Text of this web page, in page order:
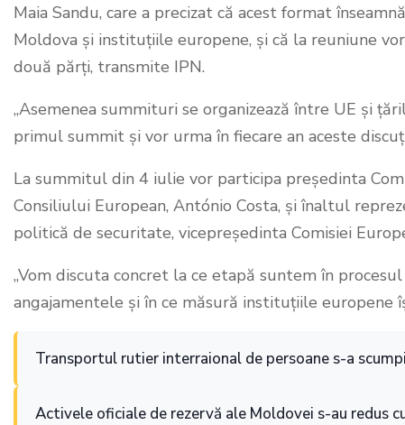
Maia Sandu, care a precizat că acest format
Moldova și instituțiile europene, și că la reuniune
două părți, transmite IPN.
„Asemenea summituri se organizează între UE și
primul summit și vor urma în fiecare an aceste
La summitul din 4 iulie vor participa președinta
Consiliului European, António Costa, și înaltul
politică de securitate, vicepreședinta Comisiei
„Vom discuta concret la ce etapă suntem în
angajamentele și în ce măsură instituțiile europene
Transportul rutier interraional de persoane s-a
Activele oficiale de rezervă ale Moldovei s-au redus